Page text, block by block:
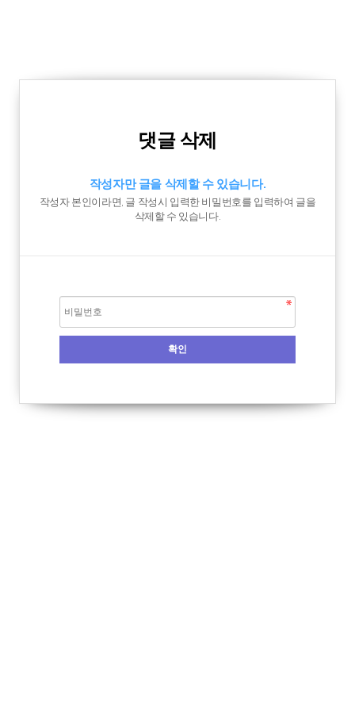
댓글 삭제
작성자만 글을 삭제할 수 있습니다.
작성자 본인이라면, 글 작성시 입력한 비밀번호를 입력하여 글을
삭제할 수 있습니다.